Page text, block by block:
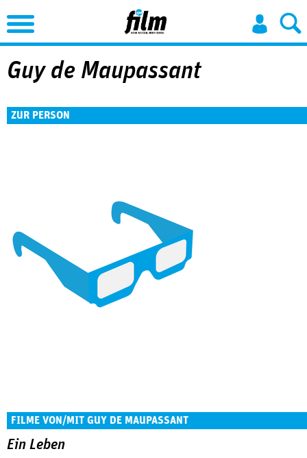
Jump to Navigation
Guy de Maupassant
ZUR PERSON
FILME VON/MIT GUY DE MAUPASSANT
Ein Leben